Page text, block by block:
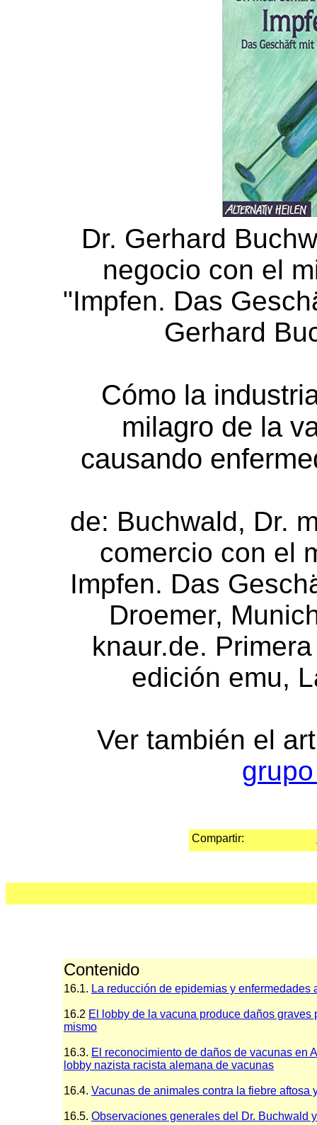
Dr. Gerhard
negocio con el
"Impfen. Das
Gerhard
Cómo la
milagro de la
causando
de: Buchwald, Dr.
comercio con el
Impfen. Das
Droemer,
knaur.de.
edición emu,
Ver también el
Compartir:
Contenido
16.1. La reducción de epidemias y
16.2 El lobby de la vacuna produce daños
mismo
16.3. El reconocimiento de daños de vacunas en
lobby nazista racista alemana de vacunas
16.4. Vacunas de animales contra la fiebre aftosa
16.5. Observaciones generales del Dr. Buchwald